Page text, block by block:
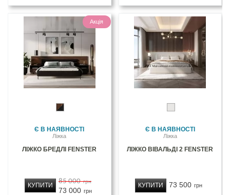
Акція
Є В НАЯВНОСТІ
Ліжка
ЛІЖКО БРЕДЛІ FENSTER
85 000 грн
73 000 грн
КУПИТИ
Є В НАЯВНОСТІ
Ліжка
ЛІЖКО ВІВАЛЬДІ 2 FENSTER
73 500 грн
КУПИТИ